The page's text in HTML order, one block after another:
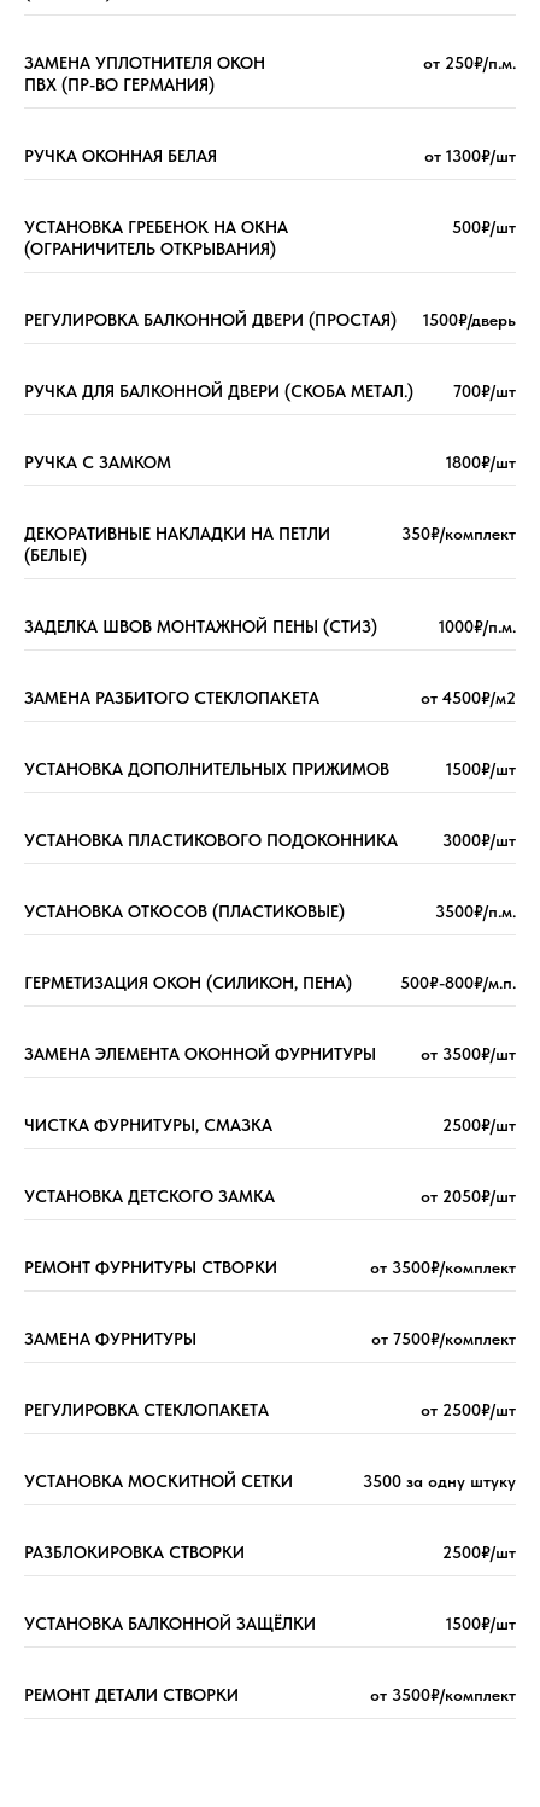
ЗАМЕНА УПЛОТНИТЕЛЯ ОКОН
ПВХ (ПР-ВО ГЕРМАНИЯ)
от 250₽/п.м.
РУЧКА ОКОННАЯ БЕЛАЯ от 1300₽/шт
УСТАНОВКА ГРЕБЕНОК НА ОКНА
(ОГРАНИЧИТЕЛЬ ОТКРЫВАНИЯ)
500₽/шт
РЕГУЛИРОВКА БАЛКОННОЙ ДВЕРИ (ПРОСТАЯ) 1500₽/дверь
РУЧКА ДЛЯ БАЛКОННОЙ ДВЕРИ (СКОБА МЕТАЛ.) 700₽/шт
РУЧКА С ЗАМКОМ 1800₽/шт
ДЕКОРАТИВНЫЕ НАКЛАДКИ НА ПЕТЛИ
(БЕЛЫЕ)
350₽/комплект
ЗАДЕЛКА ШВОВ МОНТАЖНОЙ ПЕНЫ (СТИЗ) 1000₽/п.м.
ЗАМЕНА РАЗБИТОГО СТЕКЛОПАКЕТА от 4500₽/м2
УСТАНОВКА ДОПОЛНИТЕЛЬНЫХ ПРИЖИМОВ 1500₽/шт
УСТАНОВКА ПЛАСТИКОВОГО ПОДОКОННИКА 3000₽/шт
УСТАНОВКА ОТКОСОВ (ПЛАСТИКОВЫЕ) 3500₽/п.м.
ГЕРМЕТИЗАЦИЯ ОКОН (СИЛИКОН, ПЕНА) 500₽-800₽/м.п.
ЗАМЕНА ЭЛЕМЕНТА ОКОННОЙ ФУРНИТУРЫ от 3500₽/шт
ЧИСТКА ФУРНИТУРЫ, СМАЗКА 2500₽/шт
УСТАНОВКА ДЕТСКОГО ЗАМКА от 2050₽/шт
РЕМОНТ ФУРНИТУРЫ СТВОРКИ от 3500₽/комплект
ЗАМЕНА ФУРНИТУРЫ от 7500₽/комплект
РЕГУЛИРОВКА СТЕКЛОПАКЕТА от 2500₽/шт
УСТАНОВКА МОСКИТНОЙ СЕТКИ 3500 за одну штуку
РАЗБЛОКИРОВКА СТВОРКИ 2500₽/шт
УСТАНОВКА БАЛКОННОЙ ЗАЩЁЛКИ 1500₽/шт
РЕМОНТ ДЕТАЛИ СТВОРКИ от 3500₽/комплект